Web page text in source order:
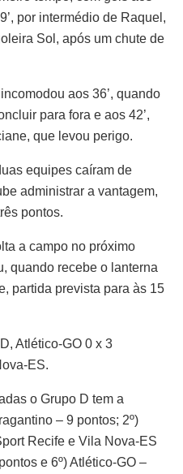
por intermédio de Raquel,
Sol, após um chute de
aos 36’, quando
para fora e aos 42’,
que levou perigo.
equipes caíram de
administrar a vantagem,
pontos.
a campo no próximo
quando recebe o lanterna
partida prevista para às 15
Atlético-GO 0 x 3
ES.
o Grupo D tem a
– 9 pontos; 2º)
Recife e Vila Nova-ES
e 6º) Atlético-GO –